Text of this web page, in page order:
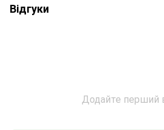
Відгуки
Додайте перший